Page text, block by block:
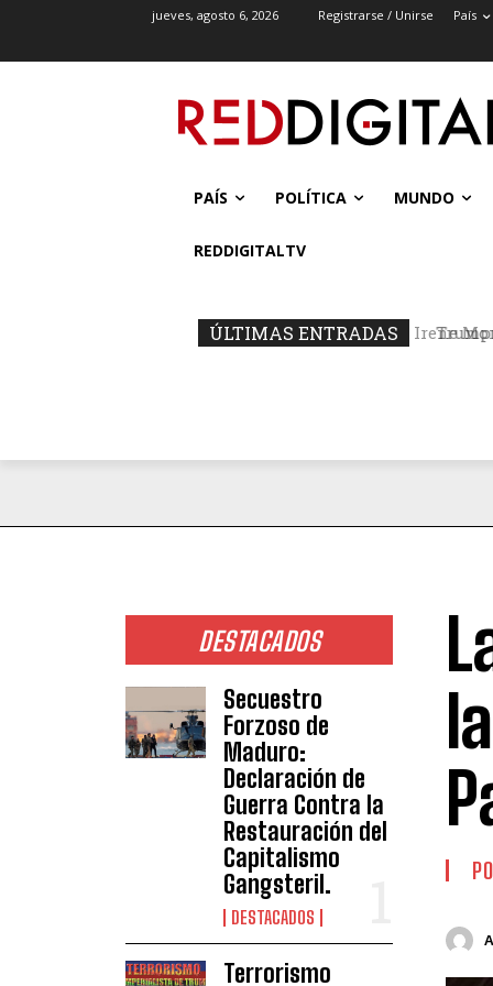
jueves, agosto 6, 2026 Registrarse / Unirse País
PAÍS POLÍTICA MUNDO
REDDIGITALTV
ÚLTIMAS ENTRADAS Trump:
DESTACADOS
Secuestro
Forzoso de
Maduro:
Declaración de
Guerra Contra la
Restauración del
Capitalismo
Gangsteril.
DESTACADOS
Terrorismo